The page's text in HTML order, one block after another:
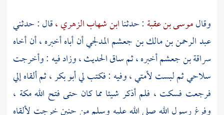
وقالموسى بن عقبة : حدثناابن شهاب الزهري ،قال : حدثني
عبد الرحمن بن مالك بن جعشم المدلجيأن أباه أخبره ، أن أخاه
سراقة بن جعشمأخبره ، ثم ساق الحديث ، وزاد فيه : وأخرجت
سلاحي ثم لبست لأمتي ، وفيه : فكتب ليأبو بكر ،ثم ألقاه إلي
فرجعت فسكت ، فلم أذكر شيئا مما كان حتى فتح اللهمكة ،